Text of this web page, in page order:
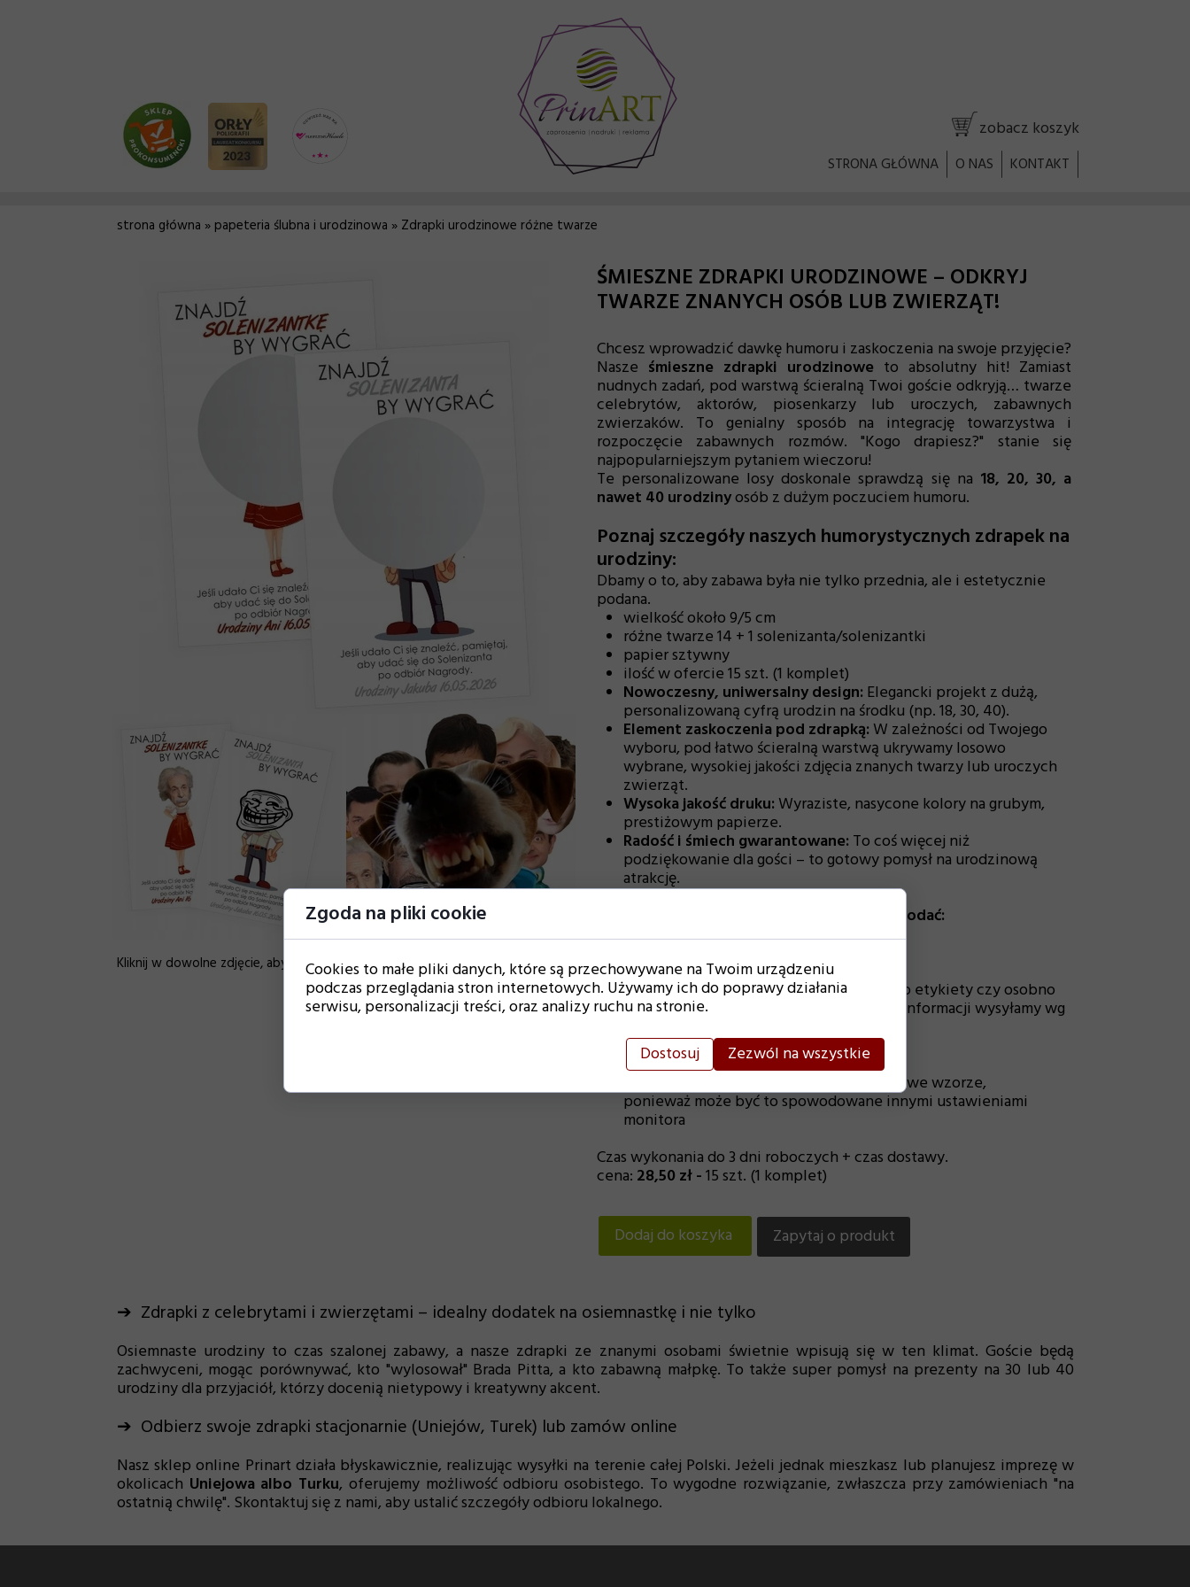
➔ Zdrapki z celebrytami i zwierzętami – idealny dodatek na osiemnastkę i nie tylko
Osiemnaste urodziny to czas szalonej zabawy, a nasze zdrapki ze znanymi osobami świetnie wpisują się w ten klimat. Goście będą
zachwyceni, mogąc porównywać, kto "wylosował" Brada Pitta, a kto zabawną małpkę. To także super pomysł na prezenty na 30 lub 40
urodziny dla przyjaciół, którzy docenią nietypowy i kreatywny akcent.
➔ Odbierz swoje zdrapki stacjonarnie (Uniejów, Turek) lub zamów online
Nasz sklep online Prinart działa błyskawicznie, realizując wysyłki na terenie całej Polski. Jeżeli jednak mieszkasz lub planujesz imprezę w
okolicach Uniejowa albo Turku, oferujemy możliwość odbioru osobistego. To wygodne rozwiązanie, zwłaszcza przy zamówieniach "na
ostatnią chwilę". Skontaktuj się z nami, aby ustalić szczegóły odbioru lokalnego.
Kliknij w dowolne zdjęcie, aby powiększyć.
strona główna » papeteria ślubna i urodzinowa » Zdrapki urodzinowe różne twarze
Dodaj do koszyka Zapytaj o produkt
ŚMIESZNE ZDRAPKI URODZINOWE – ODKRYJ
TWARZE ZNANYCH OSÓB LUB ZWIERZĄT!
Chcesz wprowadzić dawkę humoru i zaskoczenia na swoje przyjęcie?
Nasze śmieszne zdrapki urodzinowe to absolutny hit! Zamiast
nudnych zadań, pod warstwą ścieralną Twoi goście odkryją… twarze
celebrytów, aktorów, piosenkarzy lub uroczych, zabawnych
zwierzaków. To genialny sposób na integrację towarzystwa i
rozpoczęcie zabawnych rozmów. "Kogo drapiesz?" stanie się
najpopularniejszym pytaniem wieczoru!
Te personalizowane losy doskonale sprawdzą się na 18, 20, 30, a
nawet 40 urodzinyosób z dużym poczuciem humoru.
Poznaj szczegóły naszych humorystycznych zdrapek na
urodziny:
Dbamy o to, aby zabawa była nie tylko przednia, ale i estetycznie
podana.
wielkość około 9/5 cm
różne twarze 14 + 1 solenizanta/solenizantki
papier sztywny
ilość w ofercie 15 szt. (1 komplet)
Nowoczesny, uniwersalny design: Elegancki projekt z dużą,
personalizowaną cyfrą urodzin na środku (np. 18, 30, 40).
Element zaskoczenia pod zdrapką: W zależności od Twojego
wyboru, pod łatwo ścieralną warstwą ukrywamy losowo
wybrane, wysokiej jakości zdjęcia znanych twarzy lub uroczych
zwierząt.
Wysoka jakość druku: Wyraziste, nasycone kolory na grubym,
prestiżowym papierze.
Radość i śmiech gwarantowane: To coś więcej niż
podziękowanie dla gości – to gotowy pomysł na urodzinową
atrakcję.
W wiadomości do sprzedającego prosimy podać:
imię
zdjęcie solenizanta/solenizantki
informację czy koła wysłać przyklejone do etykiety czy osobno
do samodzielnego naklejenia (bez takiej informacji wysyłamy wg
Uwaga:
kolory mogą delikatnie odbiegać od tych we wzorze,
ponieważ może być to spowodowane innymi ustawieniami
monitora
Czas wykonania do 3 dni roboczych + czas dostawy.
cena: 28,50 zł -15 szt. (1 komplet)
STRONA GŁÓWNA O NAS KONTAKT
zobacz koszyk
Zgoda na pliki cookie
Cookies to małe pliki danych, które są przechowywane na Twoim urządzeniu
podczas przeglądania stron internetowych. Używamy ich do poprawy działania
serwisu, personalizacji treści, oraz analizy ruchu na stronie.
Dostosuj
Zezwól na wszystkie